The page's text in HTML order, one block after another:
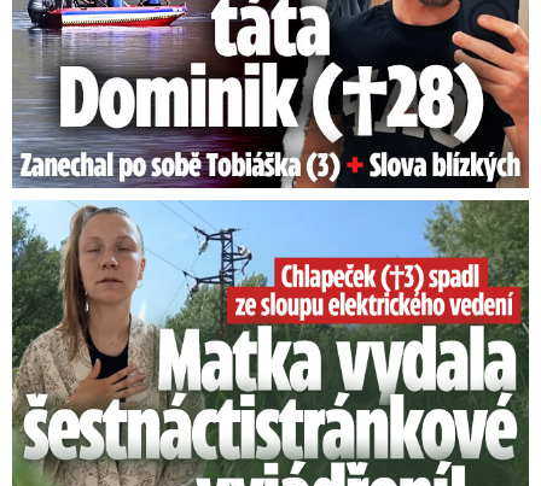
Smrtelný pád chlapce: Matka vydala vyjádření na 16 stran